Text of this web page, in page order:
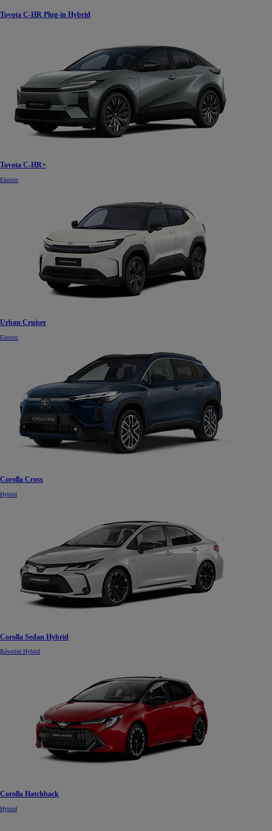
Toyota C-HR Plug-in Hybrid
Toyota C-HR+
Electric
Urban Cruiser
Electric
Corolla Cross
Hybrid
Corolla Sedan Hybrid
Również Hybrid
Corolla Hatchback
Hybrid